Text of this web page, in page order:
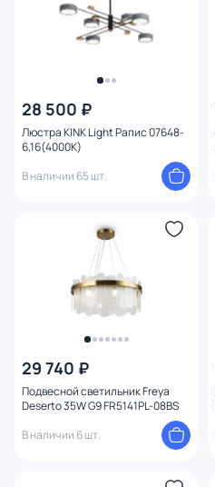
28 500 ₽
Люстра KINK Light Рапис 07648-
6,16(4000K)
В наличии 65 шт.
29 740 ₽
Подвесной светильник Freya
Deserto 35W G9 FR5141PL-08BS
В наличии 6 шт.
В наличии 591
Цена
От
Страна
Материал арматуры